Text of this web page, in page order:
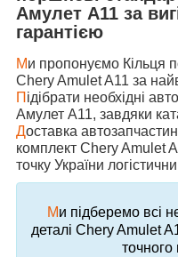
Амулет А11 за
гарантією
Ми пропонуємо Кільця
Chery Amulet A11 за
П ідібрати необхідні
Амулет А11, завдяки
Доставка
комплект Chery Amulet
точку України
Ми підберемо всі
деталі Chery Amulet